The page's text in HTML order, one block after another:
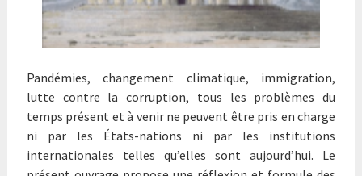
Pandémies, changement climatique, immigration,
lutte contre la corruption, tous les problèmes du
temps présent et à venir ne peuvent être pris en charge
ni par les États-nations ni par les institutions
internationales telles qu’elles sont aujourd’hui. Le